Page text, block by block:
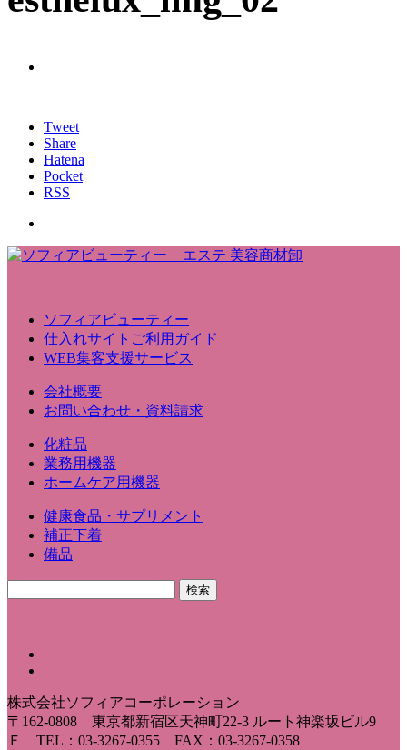
Tweet
Share
Hatena
Pocket
RSS
ソフィアビューティー
仕入れサイトご利用ガイド
WEB集客支援サービス
会社概要
お問い合わせ・資料請求
化粧品
業務用機器
ホームケア用機器
健康食品・サプリメント
補正下着
備品
株式会社ソフィアコーポレーション
〒162-0808 東京都新宿区天神町22-3 ルート神楽坂ビル9
Ｆ TEL：03-3267-0355 FAX：03-3267-0358